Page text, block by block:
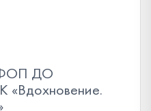
ФОП ДО
«Вдохновение.